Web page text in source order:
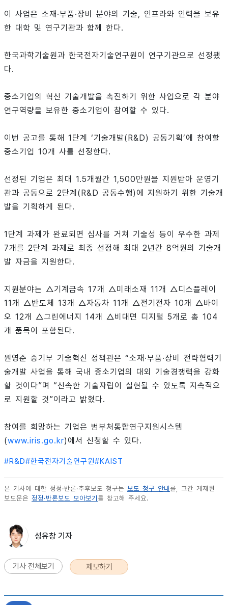
이 사업은 소재·부품·장비 분야의 기술, 인프라와 인력을 보유
한 대학 및 연구기관과 함께 한다.
한국과학기술원과 한국전자기술연구원이 연구기관으로 선정됐
다.
중소기업의 혁신 기술개발을 촉진하기 위한 사업으로 각 분야
연구역량을 보유한 중소기업이 참여할 수 있다.
이번 공고를 통해 1단계 ‘기술개발(R&D) 공동기획’에 참여할
중소기업 10개 사를 선정한다.
선정된 기업은 최대 1.5개월간 1,500만원을 지원받아 운영기
관과 공동으로 2단계(R&D 공동수행)에 지원하기 위한 기술개
발을 기획하게 된다.
1단계 과제가 완료되면 심사를 거쳐 기술성 등이 우수한 과제
7개를 2단계 과제로 최종 선정해 최대 2년간 8억원의 기술개
발 자금을 지원한다.
지원분야는 △기계금속 17개 △미래소재 11개 △디스플레이
11개 △반도체 13개 △자동차 11개 △전기전자 10개 △바이
오 12개 △그린에너지 14개 △비대면 디지털 5개로 총 104
개 품목이 포함된다.
원영준 중기부 기술혁신 정책관은 “소재·부품·장비 전략협력기
술개발 사업을 통해 국내 중소기업의 대외 기술경쟁력을 강화
할 것이다”며 “신속한 기술자립이 실현될 수 있도록 지속적으
로 지원할 것”이라고 밝혔다.
참여를 희망하는 기업은 범부처통합연구지원시스템
(www.iris.go.kr)에서 신청할 수 있다.
#R&D#한국전자기술연구원#KAIST
본 기사에 대한 정정·반론·추후보도 청구는 보도 청구 안내 를, 그간 게재된
보도문은 정정·반론보도 모아보기 를 참고해 주세요.
성유창 기자
기사 전체보기 제보하기